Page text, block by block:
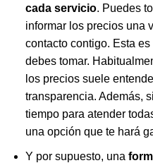
cada servicio. Puedes
informar los precios una
contacto contigo. Esta
debes tomar.
los precios suele
transparencia. Además,
tiempo para atender
una opción que te hará
Y por supuesto, una